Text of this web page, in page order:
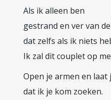
Als ik alleen ben
gestrand en ver van
dat zelfs als ik niets
Ik zal dit couplet op
Open je armen en laat
dat ik je kom zoeken.